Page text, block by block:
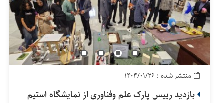
منتشر شده : ۱۴۰۴/۰۱/۲۶
بازدید رییس پارک علم وفناوری از نمایشگاه استیم